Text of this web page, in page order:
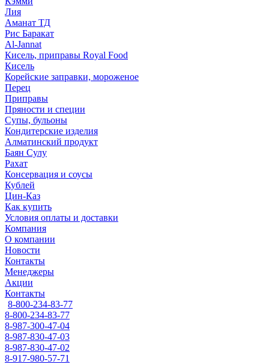
Лия
Аманат ТД
Рис Баракат
Al-Jannat
Кисель, приправы Royal Food
Кисель
Корейские заправки, мороженое
Перец
Приправы
Пряности и специи
Супы, бульоны
Кондитерские изделия
Алматинский продукт
Баян Сулу
Рахат
Консервация и соусы
Кублей
Цин-Каз
Как купить
Условия оплаты и доставки
Компания
О компании
Новости
Контакты
Менеджеры
Акции
Контакты
8-800-234-83-77
8-800-234-83-77
8-987-300-47-04
8-987-830-47-03
8-987-830-47-02
8-917-980-57-71